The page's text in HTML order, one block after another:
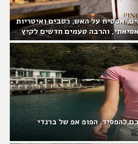
אבטיח על האש, רטבים ואיטריות
והרבה טעמים חדשים לקיץ
להפסיד, הפופ אפ של ברנדי